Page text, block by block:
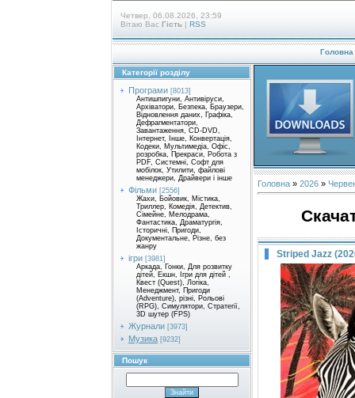
Четвер, 06.08.2026, 23:59
Вітаю Вас Гість | RSS
Головна
Категорії розділу
Програми [8013]
Антишпигуни, Антивіруси,
Архіватори, Безпека, Браузери,
Відновлення даних, Графіка,
Дефрагментатори,
Завантаження, CD-DVD,
Інтернет, Інше, Конвертація,
Кодеки, Мультимедіа, Офіс,
розробка, Прекраси, Робота з
PDF, Системні, Софт для
мобілок, Утилити, файлові
менеджери, Драйвери і інше
Фільми [2556]
Жахи, Бойовик, Містика,
Триллер, Комедія, Детектив,
Сімейне, Мелодрама,
Фантастика, Драматургія,
Історичні, Пригоди,
Документальне, Різне, без
жанру
ігри [3981]
Аркада, Гонки, Для розвитку
дітей, Екшн, Ігри для дітей ,
Квест (Quest), Логіка,
Менеджмент, Пригоди
(Adventure), різні, Рольові
(RPG), Симулятори, Стратегії,
3D шутер (FPS)
Журнали [3973]
Музика [9232]
Пошук
Головна » 2026 »
Striped Jazz